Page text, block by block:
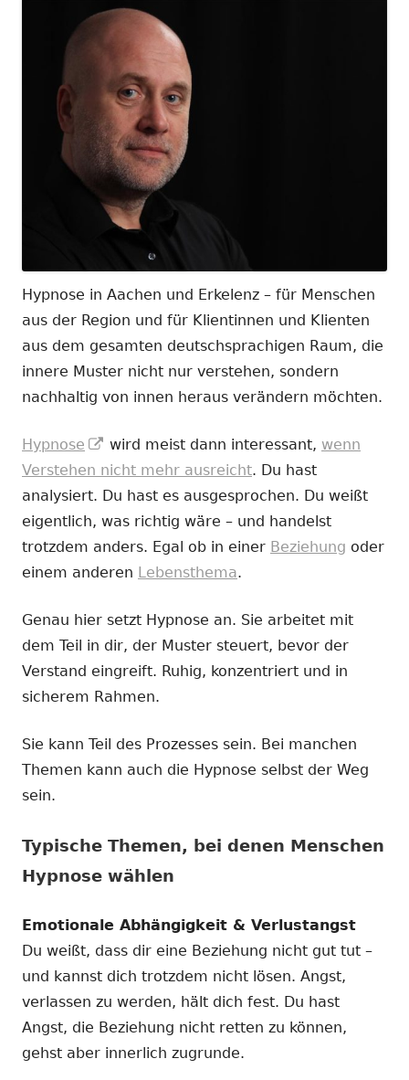
Hypnose in Aachen und Erkelenz – für Menschen
aus der Region und für Klientinnen und Klienten
aus dem gesamten deutschsprachigen Raum, die
innere Muster nicht nur verstehen, sondern
nachhaltig von innen heraus verändern möchten.
Hypnose
In
neuem
Fenster
öffnen
wird meist dann interessant, wenn
Verstehen nicht mehr ausreicht. Du hast
analysiert. Du hast es ausgesprochen. Du weißt
eigentlich, was richtig wäre – und handelst
trotzdem anders. Egal ob in einer Beziehung oder
einem anderen Lebensthema.
Genau hier setzt Hypnose an. Sie arbeitet mit
dem Teil in dir, der Muster steuert, bevor der
Verstand eingreift. Ruhig, konzentriert und in
sicherem Rahmen.
Sie kann Teil des Prozesses sein. Bei manchen
Themen kann auch die Hypnose selbst der Weg
sein.
Typische Themen, bei denen Menschen
Hypnose wählen
Emotionale Abhängigkeit & Verlustangst
Du weißt, dass dir eine Beziehung nicht gut tut –
und kannst dich trotzdem nicht lösen. Angst,
verlassen zu werden, hält dich fest. Du hast
Angst, die Beziehung nicht retten zu können,
gehst aber innerlich zugrunde.